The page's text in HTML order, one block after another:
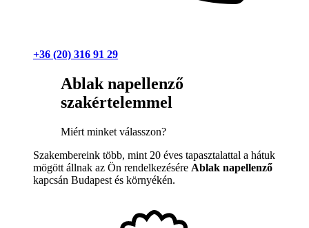
+36 (20) 316 91 29
Ablak napellenző
szakértelemmel
Miért minket válasszon?
Szakembereink több, mint 20 éves tapasztalattal a hátuk
mögött állnak az Ön rendelkezésére Ablak napellenző
kapcsán Budapest és környékén.